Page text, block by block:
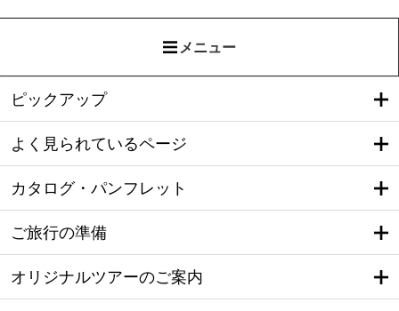
メニュー
ピックアップ
よく見られているページ
カタログ・パンフレット
ご旅行の準備
オリジナルツアーのご案内